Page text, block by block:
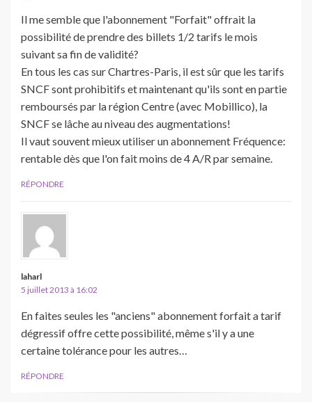
Il me semble que l'abonnement "Forfait" offrait la
possibilité de prendre des billets 1/2 tarifs le mois
suivant sa fin de validité?
En tous les cas sur Chartres-Paris, il est sûr que les tarifs
SNCF sont prohibitifs et maintenant qu'ils sont en partie
remboursés par la région Centre (avec Mobillico), la
SNCF se lâche au niveau des augmentations!
Il vaut souvent mieux utiliser un abonnement Fréquence:
rentable dès que l'on fait moins de 4 A/R par semaine.
RÉPONDRE
laharl
5 juillet 2013 à 16:02
En faites seules les "anciens" abonnement forfait a tarif
dégressif offre cette possibilité, même s'il y a une
certaine tolérance pour les autres…
RÉPONDRE